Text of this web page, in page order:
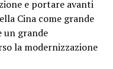
e portare avanti
Cina come grande
un grande
la modernizzazione